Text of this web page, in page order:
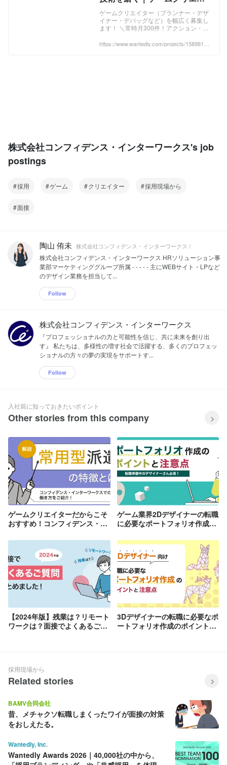
ター募集 - 株式会社コンフィデ
ンス・インターワークスのそ
の他の採用 - Wantedly
ゲームクリエイター（プランナー・デザ
イナー・デバッグなど）を幅広く募集し
ます！ ＼常時月300件！アクション・
https://www.wantedly.com/projects/1589819?
株式会社コンフィデンス・インターワークス's job
postings
採用 ゲーム クリエイター 採用現場から
面接
陶山 侑未 株式会社コンフィデンス・インターワークス /
株式会社コンフィデンス・インターワークス HRソリューション事
業部マーケティンググループ所属 - - - - - 主にWEBサイト・LPなど
のデザイン業務を担当して...
Follow
株式会社コンフィデンス・インターワークス
『プロフェッショナルの力と可能性を信じ、共に未来を創り出
す』 私たちは、多様性の増す社会で活躍する、多くのプロフェッ
ショナルの方々の夢の実現をサポートす...
Follow
入社前に知っておきたいポイント
Other stories from this company
ゲームクリエイターだからこそ
おすすめ！コンフィデンス・イ
遣』ってどんな働き方？
ゲーム業界2Dデザイナーの転職
に必要なポートフォリオ作成の
【2024年版】残業は？リモート
ワークは？面接でよくあるご質
3Dデザイナーの転職に必要なポ
ートフォリオ作成のポイントと
採用現場から
Related stories
BAMV合同会社
昔、メチャクソ転職しまくったワイが面接の対策
をおしえたる。
Wantedly, Inc.
Wantedly Awards 2026｜40,000社の中から、